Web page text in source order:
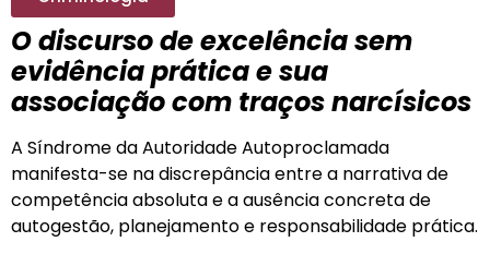
O discurso de excelência sem
evidência prática e sua
associação com traços narcísicos
A Síndrome da Autoridade Autoproclamada
manifesta-se na discrepância entre a narrativa de
competência absoluta e a ausência concreta de
autogestão, planejamento e responsabilidade prática.